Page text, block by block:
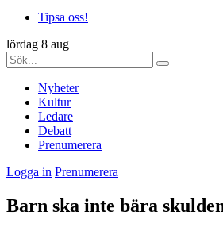
Tipsa oss!
lördag 8 aug
Nyheter
Kultur
Ledare
Debatt
Prenumerera
Logga in Prenumerera
Barn ska inte bära